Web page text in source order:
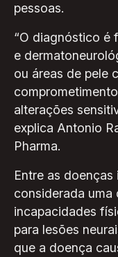
pessoas.
“O diagnóstico é
e
ou áreas de pele
alterações
explica Antonio
Pharma.
Entre as
considerada uma
incapacidades
para lesões
que a doença